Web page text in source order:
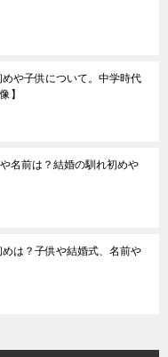
や子供について。中学時代
】
名前は？結婚の馴れ初めや
は？子供や結婚式、名前や